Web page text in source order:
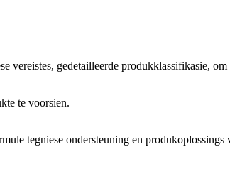
vereistes, gedetailleerde produkklassifikasie,
te voorsien.
tegniese ondersteuning en produkoplossings